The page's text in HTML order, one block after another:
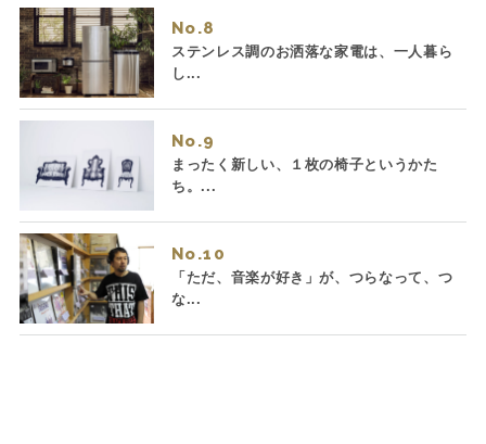
No.
ステンレス調のお洒落な家電は、一人暮ら
し...
No.
まったく新しい、１枚の椅子というかた
ち。...
No.
「ただ、音楽が好き」が、つらなって、つ
な...